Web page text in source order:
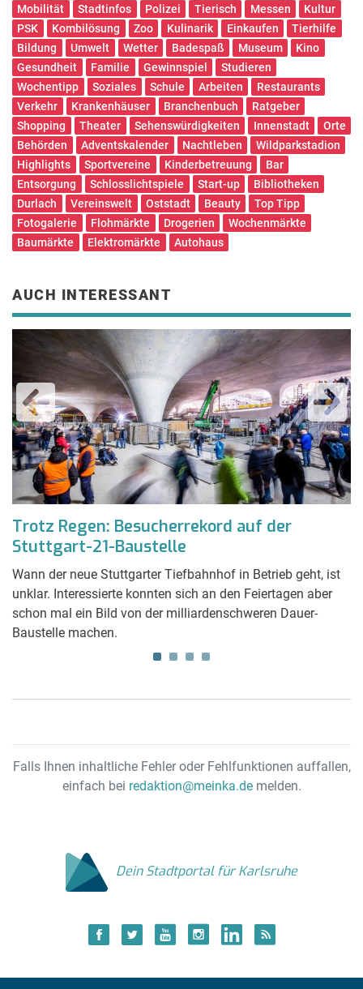
Mobilität
Stadtinfos Polizei Tierisch Messen
Kultur
PSK
Kombilösung Zoo Kulinarik Einkaufen
Tierhilfe
Bildung
Umwelt Wetter Badespaß Museum
Kino
Gesundheit
Familie Gewinnspiel
Studieren
Wochentipp
Soziales Schule Arbeiten
Restaurants
Verkehr
Krankenhäuser Branchenbuch
Ratgeber
Shopping
Theater Sehenswürdigkeiten Innenstadt
Orte
Behörden
Adventskalender Nachtleben
Wildparkstadion
Highlights
Sportvereine Kinderbetreuung
Bar
Entsorgung
Schlosslichtspiele Start-up
Bibliotheken
Durlach
Vereinswelt Oststadt Beauty
Top Tipp
Fotogalerie
Flohmärkte Drogerien
Wochenmärkte
Baumärkte
Elektromärkte Autohaus
AUCH INTERESSANT
Trotz Regen: Besucherrekord auf der
Stuttgart-21-Baustelle
Wann der neue Stuttgarter Tiefbahnhof in Betrieb geht, ist
unklar. Interessierte konnten sich an den Feiertagen aber
schon mal ein Bild von der milliardenschweren Dauer-
Baustelle machen.
Falls Ihnen inhaltliche Fehler oder Fehlfunktionen auffallen,
einfach bei redaktion@meinka.demelden.
Dein Stadtportal für Karlsruhe